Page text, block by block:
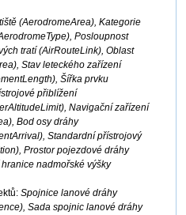
(AerodromeArea), Kategorie
Posloupnost
tratí (AirRouteLink), Oblast
Stav leteckého zařízení
Šířka prvku
přiblížení
Navigační zařízení
Bod osy dráhy
Standardní přístrojový
Prostor pojezdové dráhy
nadmořské výšky
Spojnice lanové dráhy
Sada spojnic lanové dráhy